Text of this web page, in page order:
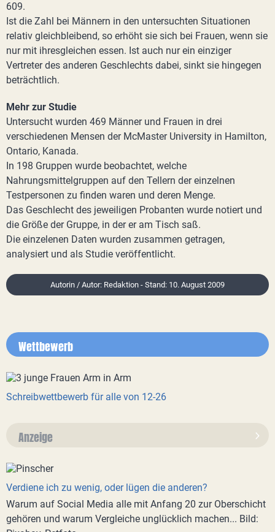
609.
Ist die Zahl bei Männern in den untersuchten Situationen
relativ gleichbleibend, so erhöht sie sich bei Frauen, wenn sie
nur mit ihresgleichen essen. Ist auch nur ein einziger
Vertreter des anderen Geschlechts dabei, sinkt sie hingegen
beträchtlich.
Mehr zur Studie
Untersucht wurden 469 Männer und Frauen in drei
verschiedenen Mensen der McMaster University in Hamilton,
Ontario, Kanada.
In 198 Gruppen wurde beobachtet, welche
Nahrungsmittelgruppen auf den Tellern der einzelnen
Testpersonen zu finden waren und deren Menge.
Das Geschlecht des jeweiligen Probanten wurde notiert und
die Größe der Gruppe, in der er am Tisch saß.
Die einzelenen Daten wurden zusammen getragen,
analysiert und als Studie veröffentlicht.
Autorin / Autor: Redaktion - Stand: 10. August 2009
Wettbewerb
Schreibwettbewerb für alle von 12-26
Anzeige
Verdiene ich zu wenig, oder lügen die anderen?
Warum auf Social Media alle mit Anfang 20 zur Oberschicht
gehören und warum Vergleiche unglücklich machen... Bild: